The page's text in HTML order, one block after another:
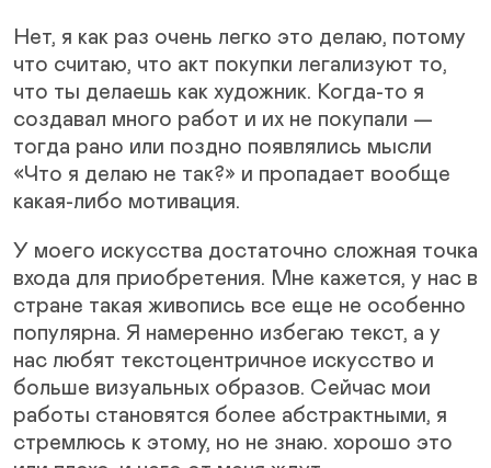
Нет, я как раз очень легко это делаю, потому
что считаю, что акт покупки легализуют то,
что ты делаешь как художник. Когда-то я
создавал много работ и их не покупали —
тогда рано или поздно появлялись мысли
«Что я делаю не так?» и пропадает вообще
какая-либо мотивация.
У моего искусства достаточно сложная точка
входа для приобретения. Мне кажется, у нас в
стране такая живопись все еще не особенно
популярна. Я намеренно избегаю текст, а у
нас любят текстоцентричное искусство и
больше визуальных образов. Сейчас мои
работы становятся более абстрактными, я
стремлюсь к этому, но не знаю. хорошо это